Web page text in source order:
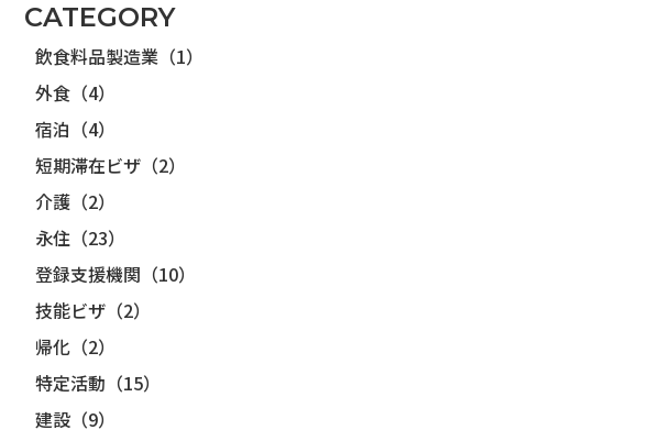
CATEGORY
飲食料品製造業（1）
外食（4）
宿泊（4）
短期滞在ビザ（2）
介護（2）
永住（23）
登録支援機関（10）
技能ビザ（2）
帰化（2）
特定活動（15）
建設（9）